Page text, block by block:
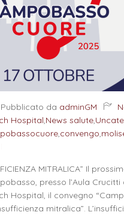
Pubblicato da adminGM
Hospital,News salute,
,convengo,
MITRALICA” Il
presso l’Aula Crucitti
Hospital, il convegno
mitralica”.